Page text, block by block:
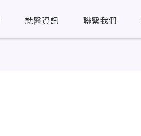
就醫資訊 聯繫我們